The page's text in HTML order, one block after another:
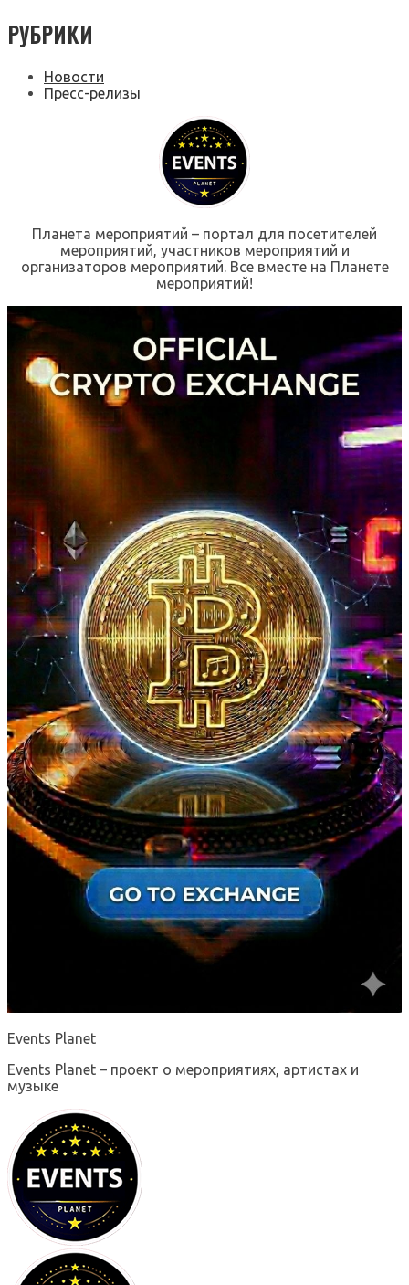
РУБРИКИ
Новости
Пресс-релизы
Планета мероприятий – портал для посетителей
мероприятий, участников мероприятий и
организаторов мероприятий. Все вместе на Планете
мероприятий!
Events Planet
Events Planet – проект о мероприятиях, артистах и
музыке